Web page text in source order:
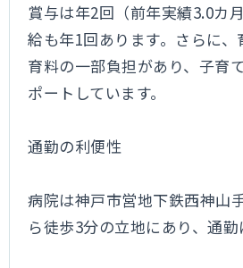
賞与は年2回（前年実績3.0カ
給も年1回あります。さらに
育料の一部負担があり、子育
ポートしています。
通勤の利便性
病院は神戸市営地下鉄西神山
ら徒歩3分の立地にあり、通勤